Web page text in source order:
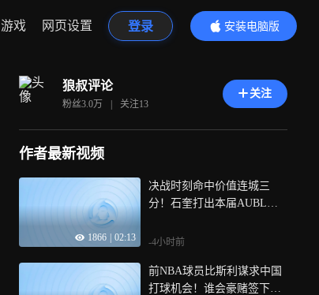
游戏 网页设置 登录
安装电脑版
内容更精彩
狼叔评论
粉丝3.0万 | 关注13
关注
作者最新视频
1866 02:13
决战时刻命中价值连城三
分！石奎打出本届AUBL最
-4小时前
前NBA球员比斯利谋求中国
打球机会！谁会豪赌签下